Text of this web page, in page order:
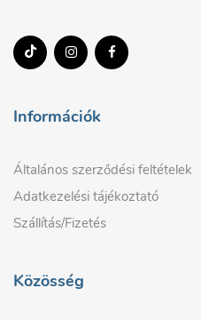
Információk
Általános szerződési feltételek
Adatkezelési tájékoztató
Szállítás/Fizetés
Közösség